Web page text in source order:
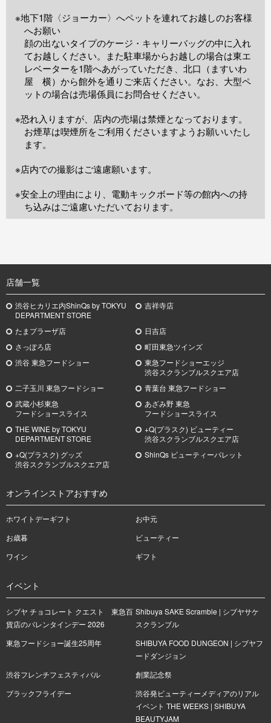
※地下1階〈ジョーカー〉へペットを連れてお越しのお客様
へお願い
顔の出ないタイプのケージ・キャリーバッグの中に入れ
てお越しください。また駐車場からお越しの場合は東エ
レベーターを1階へあがっていただき、北口（ますいわ
屋 横）から館外を通りご来店ください。なお、大型ペ
ットの場合は売場係員にお問合せください。
※恐れ入りますが、店内の売場は禁煙となっております。
お煙草は喫煙所をご利用くださいますようお願いいたし
ます。
※店内での撮影はご遠慮願います。
※安全上の理由により、電動キックボード等の館内への持
ち込みはご遠慮いただいております。
店舗一覧
渋谷ヒカリエ内ShinQs by TOKYU
DEPARTMENT STORE
吉祥寺店
たまプラーザ店
日吉店
さっぽろ店
町田東急ツインズ
渋谷 東急フードショー
東急フードショーエッジ
渋谷スクランブルスクエア店
二子玉川 東急フードショー
青葉台 東急フードショー
武蔵小杉東急
フードショースライス
あざみ野東急
フードショースライス
THE WINE by TOKYU
DEPARTMENT STORE
+Q(プラスク) ビューティー
渋谷スクランブルスクエア店
+Q(プラスク) グッズ
渋谷スクランブルスクエア店
ShinQs ビューティーパレット
オンラインストアおすすめ
ホワイトデーギフト
お中元
お歳暮
ビューティー
ワイン
ギフト
イベント
シブヤ チョコレート クエスト 東急百
貨店のバレンタインデー 2026
Shibuya SAKE Scramble | シブヤサケ
スクランブル
東急フードショー誕生25周年
SHIBUYA FOOD DUNGEON | シブヤフ
ードダンジョン
渋谷フレンチフェスティバル
創業記念祭
ブラックフライデー
渋谷発ビューティーメディアのリアル
イベント THE WEEKS | SHIBUYA
BEAUTYJAM